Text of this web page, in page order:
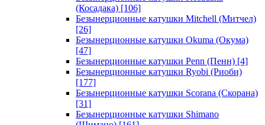
(Косадака) [106]
Безынерционные катушки Mitchell (Митчел)
[26]
Безынерционные катушки Okuma (Окума)
[47]
Безынерционные катушки Penn (Пенн) [4]
Безынерционные катушки Ryobi (Риоби)
[177]
Безынерционные катушки Scorana (Скорана)
[31]
Безынерционные катушки Shimano